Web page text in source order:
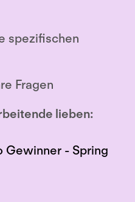
spezifischen
Fragen
lieben: